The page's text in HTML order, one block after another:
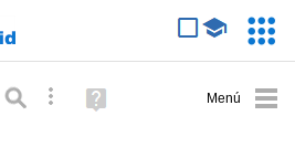
Búsqueda avanzada
Ayuda
(en